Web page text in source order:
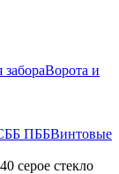
Ворота и
ПББВинтовые
серое стекло